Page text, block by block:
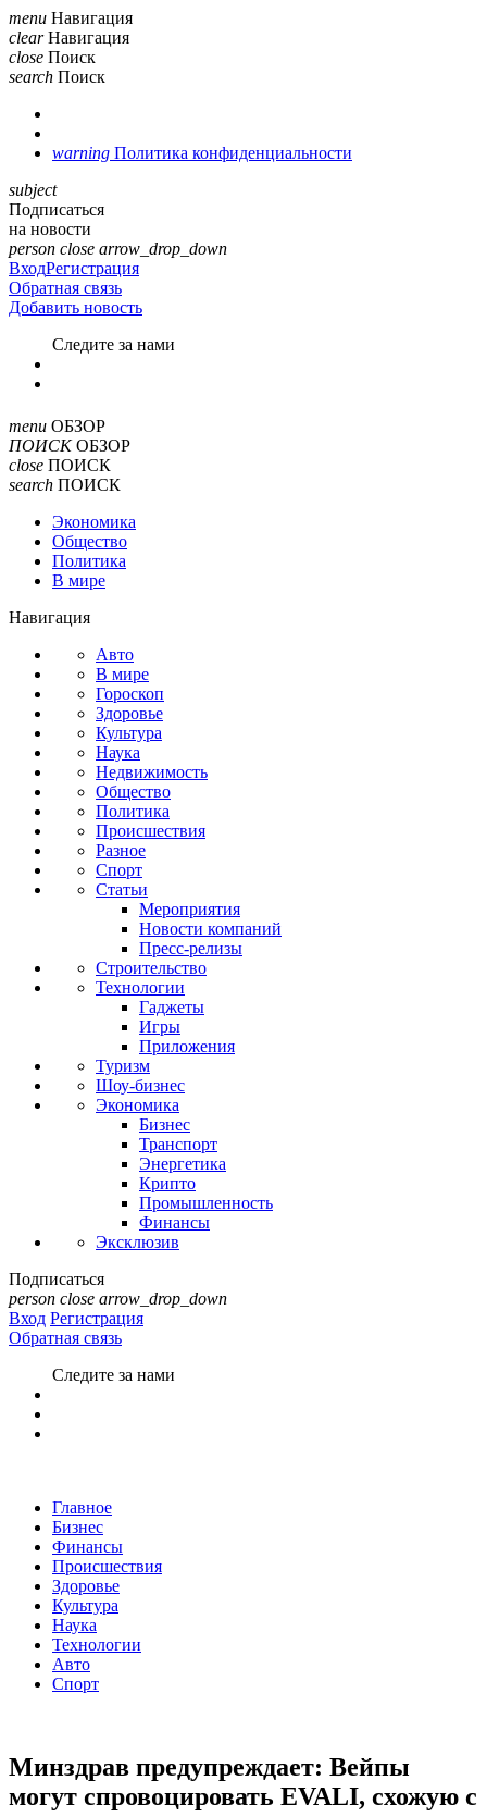
menu Навигация
clear Навигация
close Поиск
search Поиск
warning Политика конфиденциальности
subject
Подписаться
на новости
person close arrow_drop_down
ВходРегистрация
Обратная связь
Добавить новость
Cледите за нами
menu ОБЗОР
ПОИСК ОБЗОР
close ПОИСК
search ПОИСК
Экономика
Общество
Политика
В мире
Навигация
Авто
В мире
Гороскоп
Здоровье
Культура
Наука
Недвижимость
Общество
Политика
Происшествия
Разное
Спорт
Статьи
Мероприятия
Новости компаний
Пресс-релизы
Строительство
Технологии
Гаджеты
Игры
Приложения
Туризм
Шоу-бизнес
Экономика
Бизнес
Транспорт
Энергетика
Крипто
Промышленность
Финансы
Эксклюзив
Подписаться
person close arrow_drop_down
Вход Регистрация
Обратная связь
Следите за нами
Главное
Бизнес
Финансы
Происшествия
Здоровье
Культура
Наука
Технологии
Авто
Спорт
Минздрав предупреждает: Вейпы
могут спровоцировать EVALI, схожую с